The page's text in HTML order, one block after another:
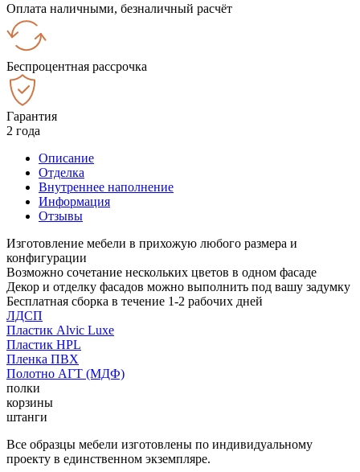
Оплата наличными, безналичный расчёт
Беспроцентная рассрочка
Гарантия
2 года
Описание
Отделка
Внутреннее наполнение
Информация
Отзывы
Изготовление мебели в прихожую любого размера и
конфигурации
Возможно сочетание нескольких цветов в одном фасаде
Декор и отделку фасадов можно выполнить под вашу задумку
Бесплатная сборка в течение 1-2 рабочих дней
ЛДСП
Пластик Alvic Luxe
Пластик HPL
Пленка ПВХ
Полотно АГТ (МДФ)
полки
корзины
штанги
Все образцы мебели изготовлены по индивидуальному
проекту в единственном экземпляре.